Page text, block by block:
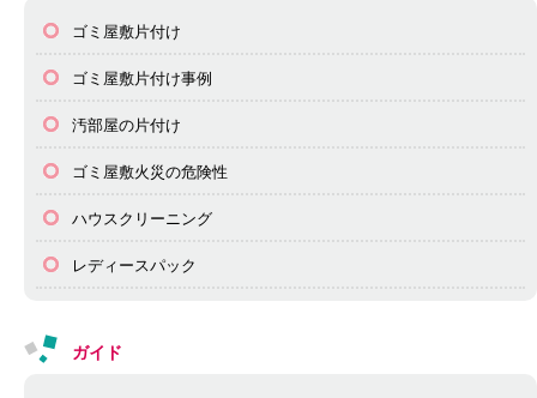
ゴミ屋敷片付け
ゴミ屋敷片付け事例
汚部屋の片付け
ゴミ屋敷火災の危険性
ハウスクリーニング
レディースパック
ガイド